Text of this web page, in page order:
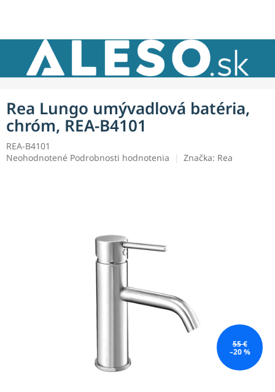
Rea Lungo umývadlová batéria,
chróm, REA-B4101
REA-B4101
Priemerné
Neohodnotené Podrobnosti hodnotenia Značka: Rea
55 €
–20 %